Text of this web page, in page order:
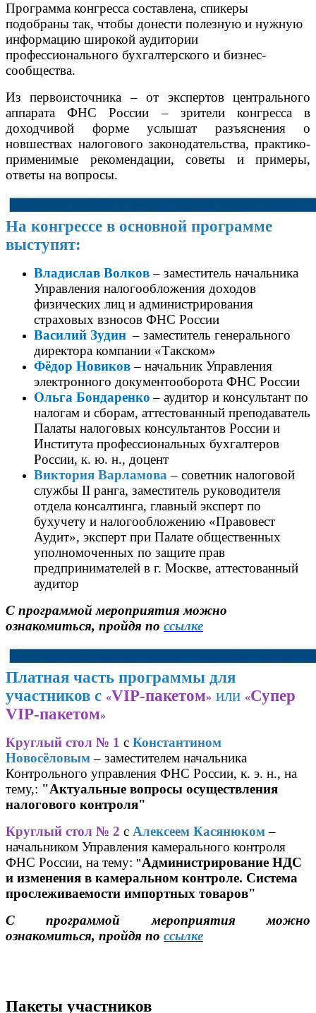
Программа конгресса составлена, спикеры
подобраны так, чтобы донести полезную и нужную
информацию широкой аудитории
профессионального бухгалтерского и бизнес-
сообщества.
Из первоисточника – от экспертов центрального
аппарата ФНС России – зрители конгресса в
доходчивой форме услышат разъяснения о
новшествах налогового законодательства, практико-
применимые рекомендации, советы и примеры,
ответы на вопросы.
На конгрессе в основной программе
выступят:
Владислав Волков– заместитель начальника
Управления налогообложения доходов
физических лиц и администрирования
страховых взносов ФНС России
Василий Зудин – заместитель генерального
директора компании «Такском»
Фёдор Новиков– начальник Управления
электронного документооборота ФНС России
Ольга Бондаренко – аудитор и консультант по
налогам и сборам, аттестованный преподаватель
Палаты налоговых консультантов России и
Института профессиональных бухгалтеров
России, к. ю. н., доцент
Виктория Варламова – советник налоговой
службы II ранга, заместитель руководителя
отдела консалтинга, главный эксперт по
бухучету и налогообложению «Правовест
Аудит», эксперт при Палате общественных
уполномоченных по защите прав
предпринимателей в г. Москве, аттестованный
аудитор
С программой мероприятия можно
ознакомиться, пройдя по ссылке
Платная часть программы для
участников с «VIP-пакетом» или «Супер
VIP-пакетом»
Круглый стол № 1 с Константином
Новосёловым – заместителем начальника
Контрольного управления ФНС России, к. э. н., на
тему,: "Актуальные вопросы осуществления
налогового контроля"
Круглый стол № 2 с Алексеем Касянюком –
начальником Управления камерального контроля
ФНС России, на тему: "Администрирование НДС
и изменения в камеральном контроле. Система
прослеживаемости импортных товаров"
С программой мероприятия можно
ознакомиться, пройдя по ссылке
Пакеты участников